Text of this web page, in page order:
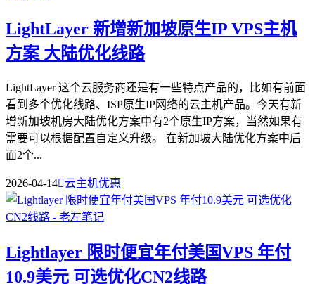
LightLayer 新增新加坡原生IP VPS主机
方案 大陆优化线路
LightLayer 这个云服务商还是有一些特点产品的，比如有前面
看到多个优化线路、ISP原生IP网络的云主机产品。今天有新
增新加坡机房大陆优化方案中有2个原生IP方案，当然如果有
需要可以根据配置自定义升级。 在新加坡大陆优化方案中后
面2个...
2026-04-14云主机优惠
Lightlayer 限时便宜年付美国VPS 年付
10.9美元 可选优化CN2线路